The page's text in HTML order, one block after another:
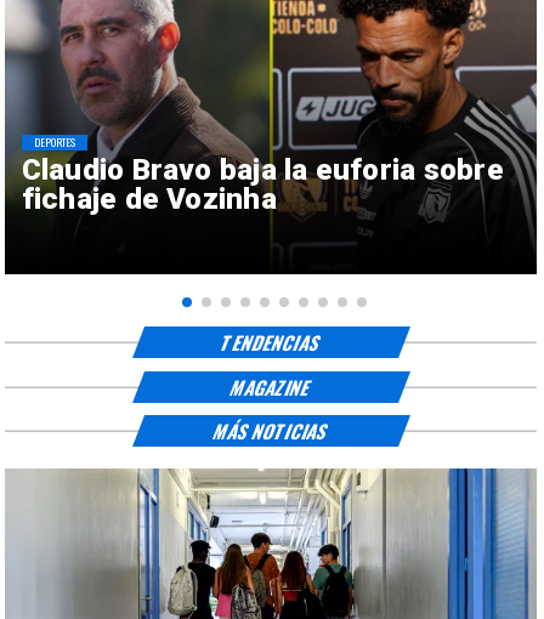
Claudio Bravo baja la euforia sobre
fichaje de Vozinha
DEPORTES
TENDENCIAS
MAGAZINE
MÁS NOTICIAS